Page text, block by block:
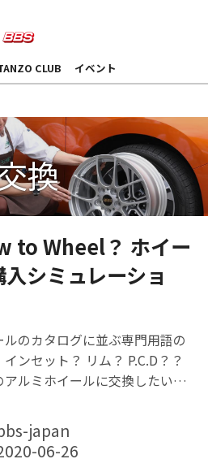
CLUB イベント
換
to Wheel？ ホイー
シミュレーショ
ルのカタログに並ぶ専門用語の
ンセット？ リム？ P.C.D？？
アルミホイールに交換したいけ
っかく愛車をカッコ良くしたい
いことばかりで躊躇してしま
んな悩める人たちのために、
japan